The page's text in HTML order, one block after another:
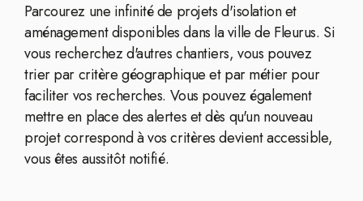
Parcourez une infinité de projets d'isolation et
aménagement disponibles dans la ville de Fleurus. Si
vous recherchez d'autres chantiers, vous pouvez
trier par critère géographique et par métier pour
faciliter vos recherches. Vous pouvez également
mettre en place des alertes et dès qu'un nouveau
projet correspond à vos critères devient accessible,
vous êtes aussitôt notifié.